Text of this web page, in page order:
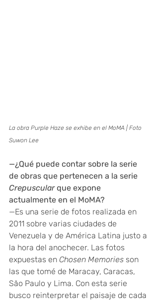
La obra Purple Haze se exhibe en el MoMA | Foto
Suwon Lee
—¿Qué puede contar sobre la serie
de obras que pertenecen a la serie
Crepuscular que expone
actualmente en el MoMA?
—Es una serie de fotos realizada en
2011 sobre varias ciudades de
Venezuela y de América Latina justo a
la hora del anochecer. Las fotos
expuestas en Chosen Memories son
las que tomé de Maracay, Caracas,
São Paulo y Lima. Con esta serie
busco reinterpretar el paisaje de cada